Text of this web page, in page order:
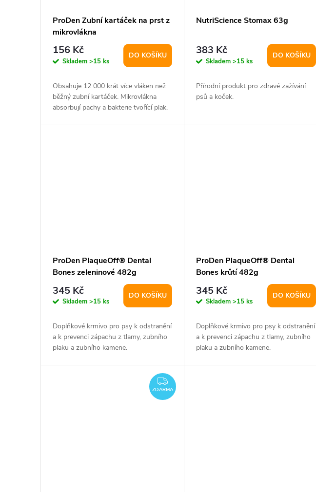
ProDen Zubní kartáček na prst z
mikrovlákna
156 Kč
Skladem >15 ks
DO KOŠÍKU
Obsahuje 12 000 krát více vláken než
běžný zubní kartáček. Mikrovlákna
absorbují pachy a bakterie tvořící plak.
NutriScience Stomax 63g
383 Kč
Skladem>15 ks
DO KOŠÍKU
Přírodní produkt pro zdravé zažívání
psů a koček.
ProDen PlaqueOff® Dental
Bones zeleninové 482g
345 Kč
Skladem >15 ks
DO KOŠÍKU
Doplňkové krmivo pro psy k odstranění
a k prevenci zápachu z tlamy, zubního
plaku a zubního kamene.
ProDen PlaqueOff® Dental
Bones krůtí 482g
345 Kč
Skladem>15 ks
DO KOŠÍKU
Doplňkové krmivo pro psy k odstranění
a k prevenci zápachu z tlamy, zubního
plaku a zubního kamene.
ZDARMA
ZDARMA